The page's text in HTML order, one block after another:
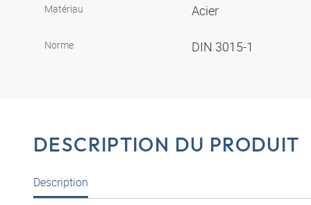
Matériau Acier
Norme DIN 3015-1
DESCRIPTION DU PRODUIT
Description